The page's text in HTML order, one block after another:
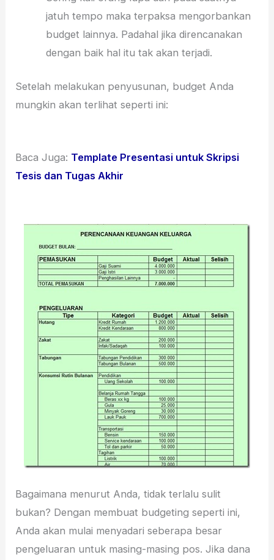
jatuh tempo maka terpaksa mengorbankan
budget lainnya. Padahal jika direncanakan
dengan baik hal itu tak akan terjadi.
Setelah melakukan penyusunan, budget Anda
mungkin akan terlihat seperti ini:
Baca Juga: Template Presentasi untuk Skripsi
Tesis dan Tugas Akhir
Bagaimana menurut Anda, tidak terlalu sulit
bukan? Dengan membuat budgeting seperti ini,
Anda akan mulai menyadari seberapa besar
pengeluaran untuk masing-masing pos. Jika dana